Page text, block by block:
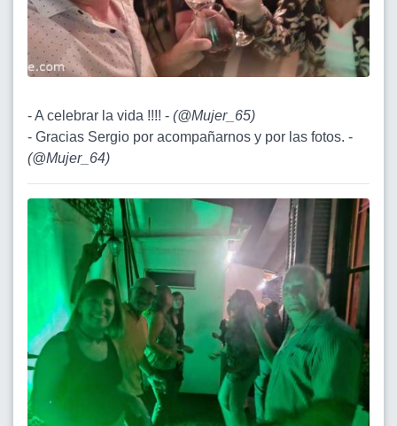
- A celebrar la vida !!!! - (@Mujer_65)
- Gracias Sergio por acompañarnos y por las fotos. -
(@Mujer_64)